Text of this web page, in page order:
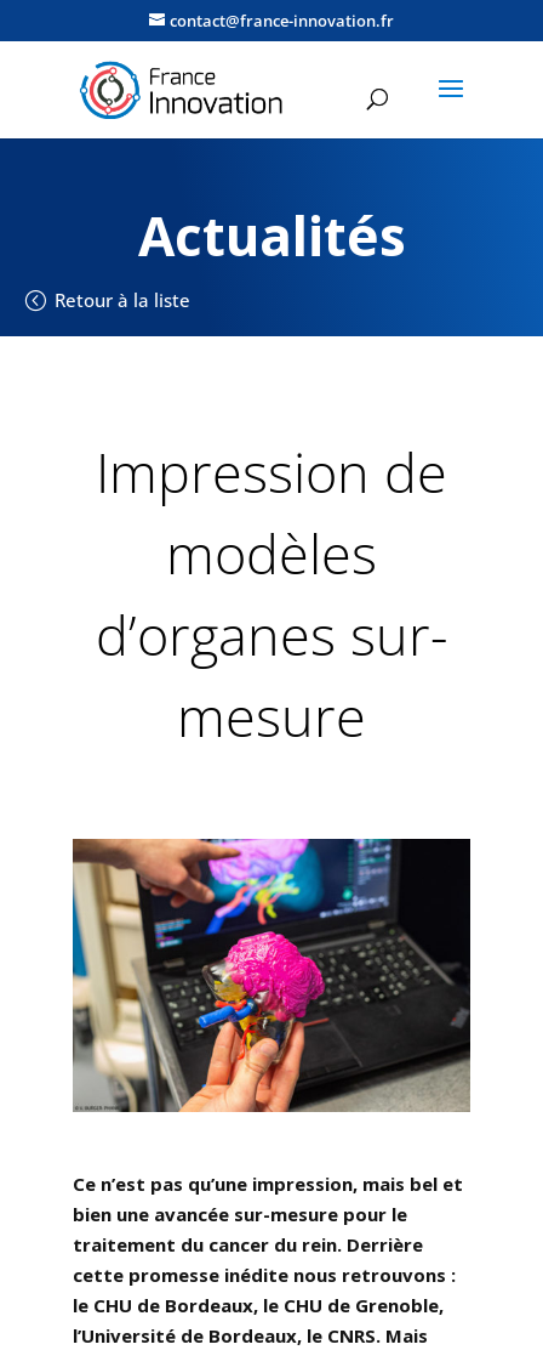
contact@france-innovation.fr
Actualités
Retour à la liste
Impression de
modèles
d’organes sur-
mesure
Ce n’est pas qu’une impression, mais bel et
bien une avancée sur-mesure pour le
traitement du cancer du rein. Derrière
cette promesse inédite nous retrouvons :
le CHU de Bordeaux, le CHU de Grenoble,
l’Université de Bordeaux, le CNRS. Mais